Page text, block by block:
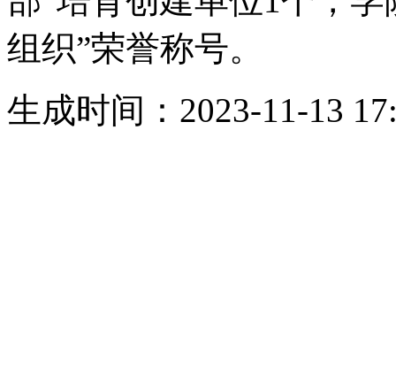
组织”荣誉称号。
生成时间：2023-11-13